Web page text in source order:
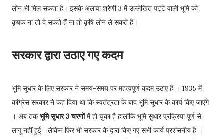
लोन भी मिल सकता है। इसके अलावा श्रेणी 3 में उल्लेखित पट्टे वाली भूमि को
कृषक ना तो दे सकते हैं ना तो कृषि लोन ले सकते हैं।
सरकार द्वारा उठाए गए कदम
भूमि सुधार के लिए सरकार ने समय-समय पर महत्वपूर्ण कदम उठाए हैं । 1935 में
कांग्रेस सरकार ने कह दिया था कि स्वतंत्रता के बाद भूमि सुधार के कार्य किए जाएंगे
। अब तकभूमि सुधार 3 चरणोंमें हो चुका है हालांकि भूमि सुधार प्रक्रिया पूर्ण से
लागू नहीं हुई ।लेकिन फिर भी सरकार के द्वारा किए गए सभी कार्य प्रशंसनीय है ।